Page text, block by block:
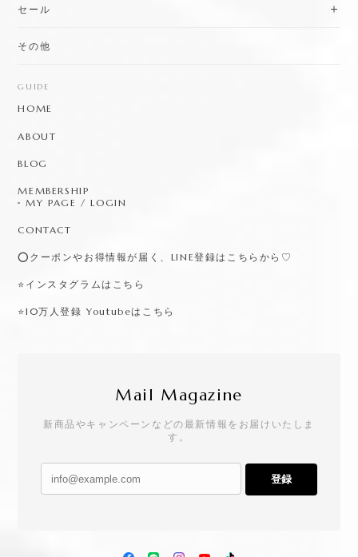
セール
その他
GUIDE
HOME
ABOUT
BLOG
MEMBERSHIP
MY PAGE / LOGIN
CONTACT
⭕️クーポンやお得情報が届く、LINE登録はこちらから♡
⭐️インスタグラムはこちら
⭐️10万人登録 Youtubeはこちら
Mail Magazine
新商品やキャンペーンなどの最新情報をお届けいたしま
す。
登録